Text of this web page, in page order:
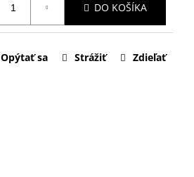
DO KOŠÍKA
Opýtať sa Strážiť Zdieľať